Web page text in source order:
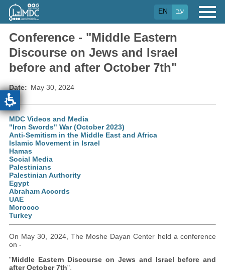
Skip
main
EN עב
Conference - "Middle Eastern
Discourse on Jews and Israel
before and after October 7th"
Date May 30, 2024
MDC Videos and Media
"Iron Swords" War (October 2023)
Anti-Semitism in the Middle East and Africa
Islamic Movement in Israel
Hamas
Social Media
Palestinians
Palestinian Authority
Egypt
Abraham Accords
UAE
Morocco
Turkey
On May 30, 2024, The Moshe Dayan Center held a conference
on -
"Middle Eastern Discourse on Jews and Israel before and
after October 7th".